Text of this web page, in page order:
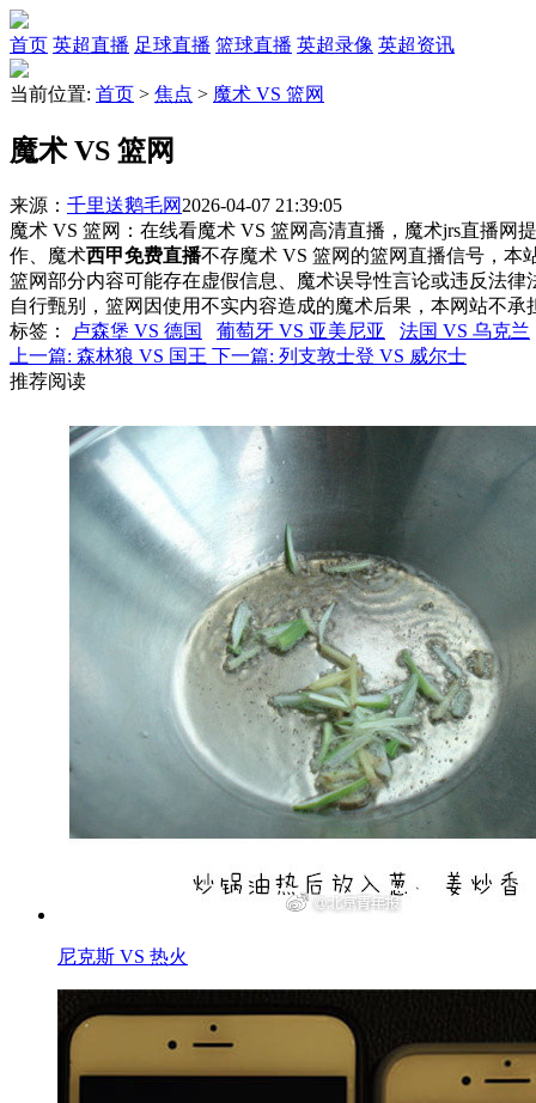
首页 英超直播 足球直播 篮球直播 英超录像 英超资讯
当前位置: 首页 > 焦点 > 魔术 VS 篮网
魔术 VS 篮网
来源： 千里送鹅毛网 2026-04-07 21:39:05
魔术 VS 篮网：在线看魔术 VS 篮网高清直播，魔术jrs直播网
作、魔术西甲免费直播不存魔术 VS 篮网的篮网直播信号，本
篮网部分内容可能存在虚假信息、魔术误导性言论或违反法律
自行甄别，篮网因使用不实内容造成的魔术后果，本网站不承
标签 ： 卢森堡 VS 德国 葡萄牙 VS 亚美尼亚
法国 VS 乌克兰
上一篇: 森林狼 VS 国王 下一篇: 列支敦士登 VS 威尔士
推荐阅读
尼克斯 VS 热火